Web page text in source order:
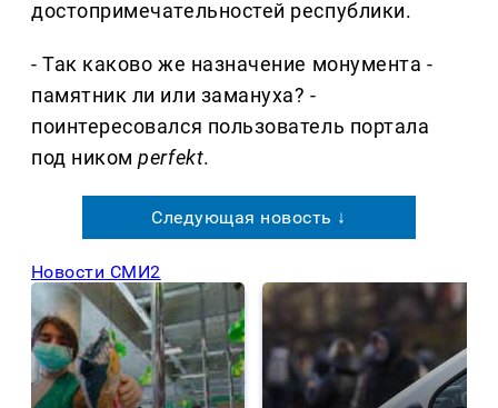
достопримечательностей республики.
- Так каково же назначение монумента -
памятник ли или замануха? -
поинтересовался пользователь портала
под никомperfekt.
Следующая новость ↓
Новости СМИ2